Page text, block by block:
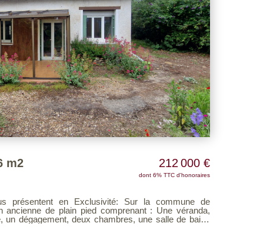
m2 212 000 €
dont 6% TTC d'honoraires
: Une véranda,
un dégagement, deux chambres, une salle de bains